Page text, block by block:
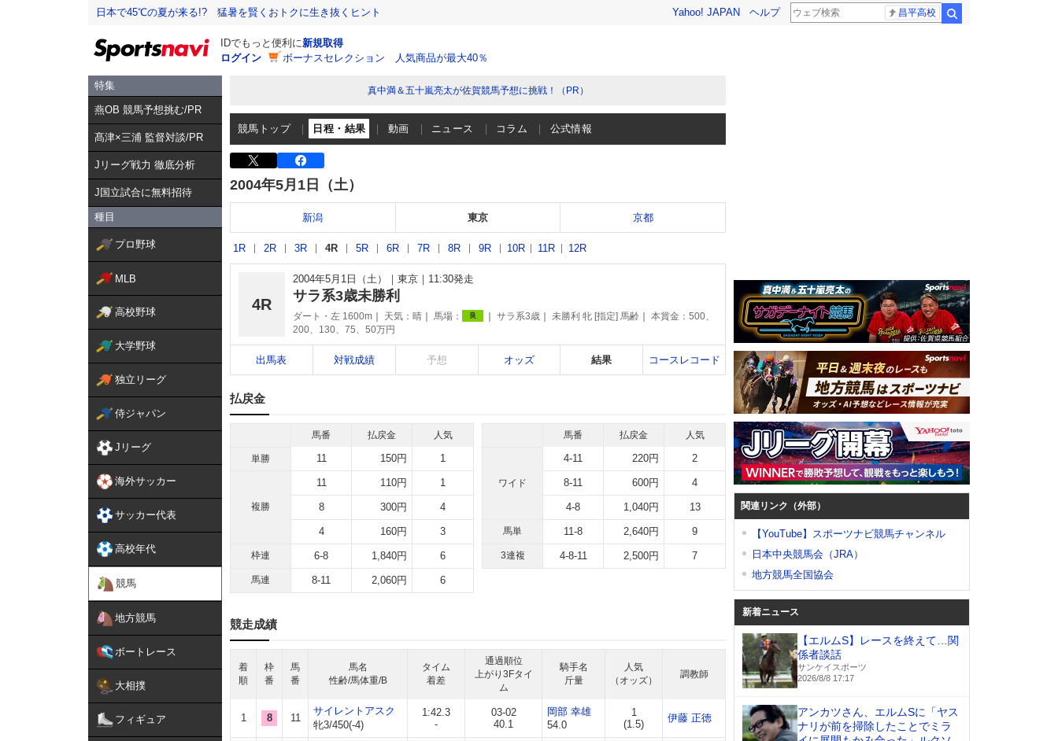
日本で45℃の夏が来る!? 猛暑を賢くおトクに生き抜くヒント Yahoo! JAPAN ヘルプ 昌平高校
IDでもっと便利に新規取得
ログイン
ボーナスセレクション 人気商品が最大40％
特集
燕OB 競馬予想挑む/PR
髙津×三浦 監督対談/PR
Jリーグ戦力 徹底分析
J国立試合に無料招待
種目
プロ野球
MLB
高校野球
大学野球
独立リーグ
侍ジャパン
Jリーグ
海外サッカー
サッカー代表
高校年代
競馬
地方競馬
ボートレース
大相撲
フィギュア
真中満＆五十嵐亮太が佐賀競馬予想に挑戦！（PR）
競馬トップ 日程・結果 動画 ニュース コラム 公式情報
2004年5月1日（土）
新潟 東京 京都
1R 2R 3R 4R 5R 6R 7R 8R 9R 10R 11R 12R
4R
2004年5月1日（土） 東京 11:30発走
サラ系3歳未勝利
ダート・左 1600m 天気： 晴 馬場： 良 サラ系3歳 未勝利 牝 [指定] 馬齢
本賞金：500、
200、130、75、50万円
出馬表 対戦成績 予想 オッズ 結果 コースレコード
払戻金
馬番 払戻金 人気
単勝 11 150円 1
複勝
11 110円 1
8 300円 4
4 160円 3
枠連 6-8 1,840円 6
馬連 8-11 2,060円 6
馬番 払戻金 人気
ワイド
4-11 220円 2
8-11 600円 4
4-8 1,040円 13
馬単 11-8 2,640円 9
3連複 4-8-11 2,500円 7
競走成績
着
順
枠
番
馬
番
馬名
性齢/馬体重/B
タイム
着差
通過順位
上がり3Fタイ
ム
騎手名
斤量
人気
（オッズ）
調教師
1 8 11
サイレントアスク
牝3/450(-4)
1:42.3
-
03-02
40.1
岡部 幸雄
54.0
1
(1.5)
伊藤 正徳
関連リンク（外部）
【YouTube】スポーツナビ競馬チャンネル
日本中央競馬会（JRA）
地方競馬全国協会
新着ニュース
【エルムS】レースを終えて…関
係者談話
サンケイスポーツ
2026/8/8 17:17
アンカツさん、エルムSに「ヤス
ナリが前を掃除したことでミラ